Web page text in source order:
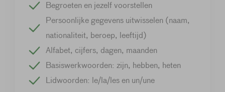
Begroeten en jezelf voorstellen
Persoonlijke gegevens uitwisselen (naam,
nationaliteit, beroep, leeftijd)
Alfabet, cijfers, dagen, maanden
Basiswerkwoorden: zijn, hebben, heten
Lidwoorden: le/la/les en un/une